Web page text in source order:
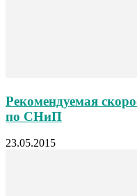
Рекомендуемая
по СНиП
23.05.2015